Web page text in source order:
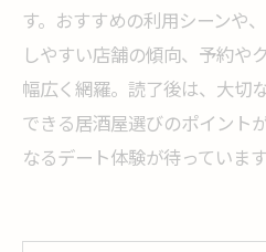
す。おすすめの利用シーンや
しやすい店舗の傾向、予約や
幅広く網羅。読了後は、大切
できる居酒屋選びのポイント
なるデート体験が待っています